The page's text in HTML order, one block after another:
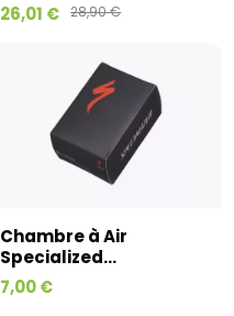
26,01 €
28,90 €
Chambre à Air
Specialized...
7,00 €